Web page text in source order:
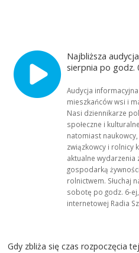
Najbliższa
sierpnia po godz.
Audycja
mieszkańców wsi i
Nasi dziennikarze
społeczne i
natomiast naukowcy,
związkowcy i rolnicy
aktualne wydarzenia
gospodarką
rolnictwem. Słuchaj
sobotę po godz. 6-
internetowej Radia
Gdy zbliża się czas rozpoczęcia